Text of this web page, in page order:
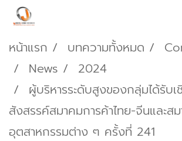
หน้าแรก บทความทั้งหมด
News
2024
ผู้บริหารระดับสูงของกลุ่มได้รับ
สังสรรค์สมาคมการค้าไทย-จีนและส
อุตสาหกรรมต่าง ๆ ครั้งที่ 241